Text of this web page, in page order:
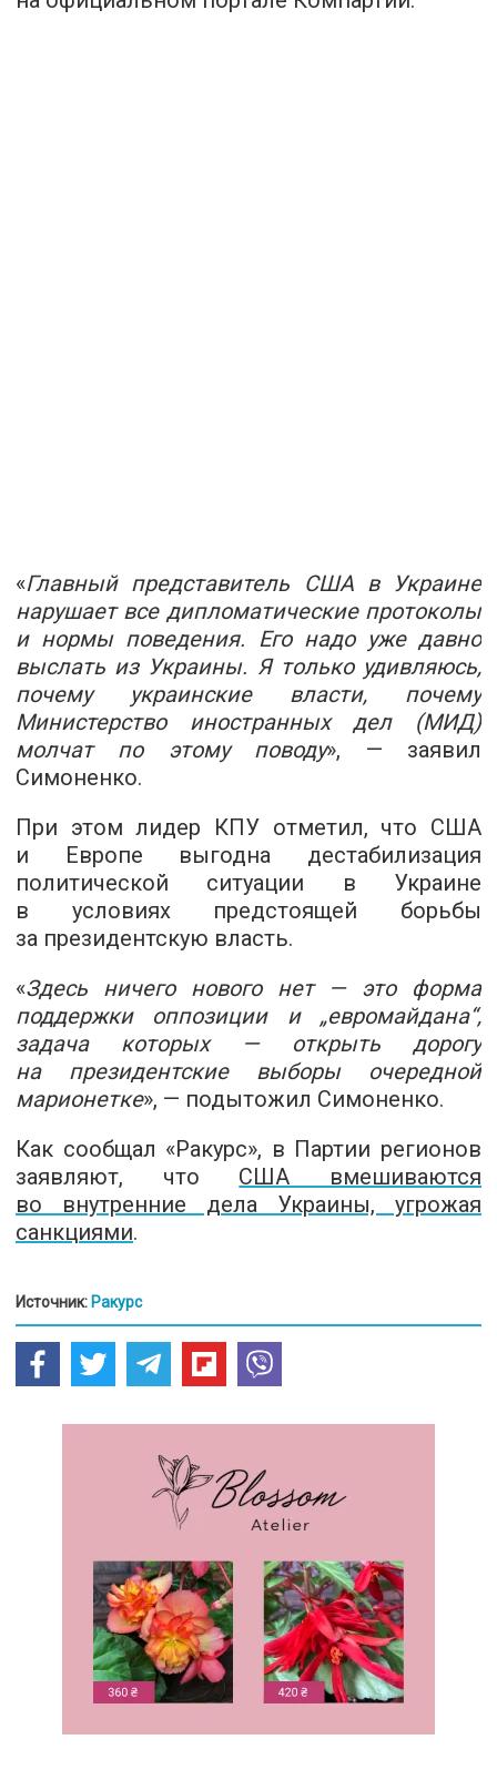
«Главный представитель США в Украине
нарушает все дипломатические протоколы
и нормы поведения. Его надо уже давно
выслать из Украины. Я только удивляюсь,
почему украинские власти, почему
Министерство иностранных дел (МИД)
молчат по этому поводу», — заявил
Симоненко.
При этом лидер КПУ отметил, что США
и Европе выгодна дестабилизация
политической ситуации в Украине
в условиях предстоящей борьбы
за президентскую власть.
«Здесь ничего нового нет — это форма
поддержки оппозиции и „евромайдана“,
задача которых — открыть дорогу
на президентские выборы очередной
марионетке», — подытожил Симоненко.
Как сообщал «Ракурс», в Партии регионов
заявляют, что США вмешиваются
во внутренние дела Украины, угрожая
санкциями.
Источник: Ракурс